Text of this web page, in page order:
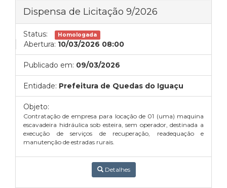
Dispensa de Licitação 9/2026
Status: Homologada
Abertura: 10/03/2026 08:00
Publicado em: 09/03/2026
Entidade: Prefeitura de Quedas do Iguaçu
Objeto:
Contratação de empresa para locação de 01 (uma) maquina
escavadeira hidráulica sob esteira, sem operador, destinada a
execução de serviços de recuperação, readequação e
manutenção de estradas rurais.
Detalhes